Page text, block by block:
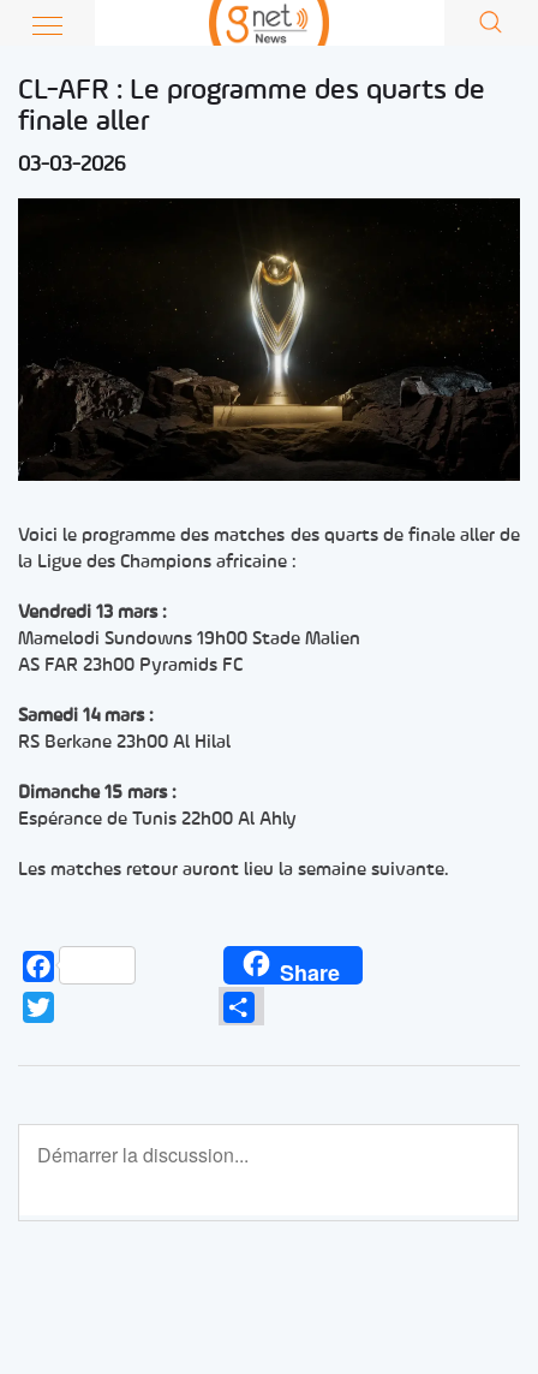
CL-AFR : Le programme des quarts de
finale aller
03-03-2026
Voici le programme des matches des quarts de finale aller de
la Ligue des Champions africaine :
Vendredi 13 mars :
Mamelodi Sundowns 19h00 Stade Malien
AS FAR 23h00 Pyramids FC
Samedi 14 mars :
RS Berkane 23h00 Al Hilal
Dimanche 15 mars :
Espérance de Tunis 22h00 Al Ahly
Les matches retour auront lieu la semaine suivante.
Facebook Share